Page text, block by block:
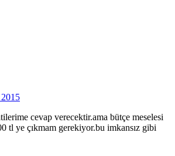
cevap verecektir.ama bütçe meselesi
tl ye çıkmam gerekiyor.bu imkansız gibi